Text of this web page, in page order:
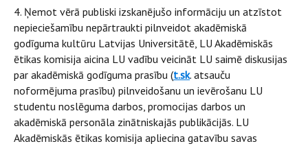
4. Ņemot vērā publiski izskanējušo informāciju un atzīstot
nepieciešamību nepārtraukti pilnveidot akadēmiskā
godīguma kultūru Latvijas Universitātē, LU Akadēmiskās
ētikas komisija aicina LU vadību veicināt LU saimē diskusijas
par akadēmiskā godīguma prasību (t.sk. atsauču
noformējuma prasību) pilnveidošanu un ievērošanu LU
studentu noslēguma darbos, promocijas darbos un
akadēmiskā personāla zinātniskajās publikācijās. LU
Akadēmiskās ētikas komisija apliecina gatavību savas